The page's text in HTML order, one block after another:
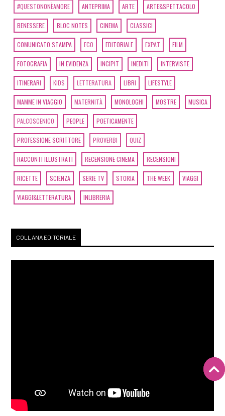
#QUESTONONÈAMORE ANTEPRIMA ARTE ARTE&SPETTACOLO
BENESSERE BLOC NOTES CINEMA CLASSICI
COMUNICATO STAMPA ECO EDITORIALE EXPAT FILM
FOTOGRAFIA IN EVIDENZA INCIPIT INEDITI INTERVISTE
ITINERARI KIDS LETTERATURA LIBRI LIFESTYLE
MAMME IN VIAGGIO MATERNITÀ MONOLOGHI MOSTRE MUSICA
PALCOSCENICO PEOPLE POETICAMENTE
PROFESSIONE SCRITTORE PROVERBI QUIZ
RACCONTI ILLUSTRATI RECENSIONE CINEMA RECENSIONI
RICETTE SCIENZA SERIE TV STORIA THE WEEK VIAGGI
VIAGGI&LETTERATURA INLIBRERIA
COLLANA EDITORIALE